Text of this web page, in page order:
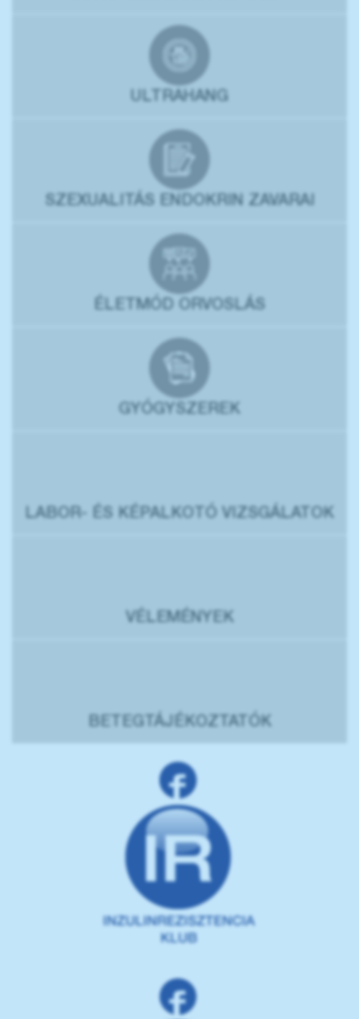
ULTRAHANG
SZEXUALITÁS ENDOKRIN ZAVARAI
ÉLETMÓD ORVOSLÁS
GYÓGYSZEREK
LABOR- ÉS KÉPALKOTÓ VIZSGÁLATOK
VÉLEMÉNYEK
BETEGTÁJÉKOZTATÓK